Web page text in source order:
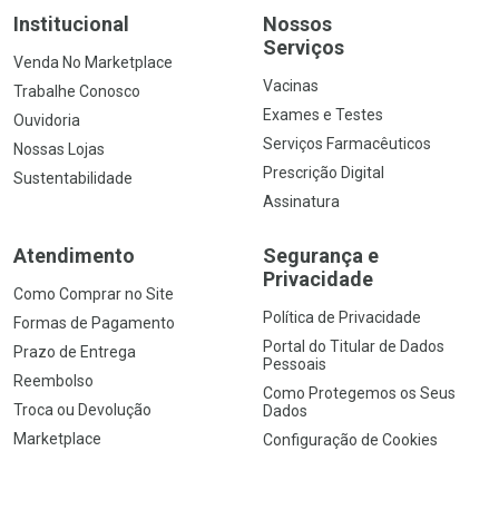
Institucional
Venda No Marketplace
Trabalhe Conosco
Ouvidoria
Nossas Lojas
Sustentabilidade
Nossos
Serviços
Vacinas
Exames e Testes
Serviços Farmacêuticos
Prescrição Digital
Assinatura
Atendimento
Como Comprar no Site
Formas de Pagamento
Prazo de Entrega
Reembolso
Troca ou Devolução
Marketplace
Segurança e
Privacidade
Política de Privacidade
Portal do Titular de Dados
Pessoais
Como Protegemos os Seus
Dados
Configuração de Cookies